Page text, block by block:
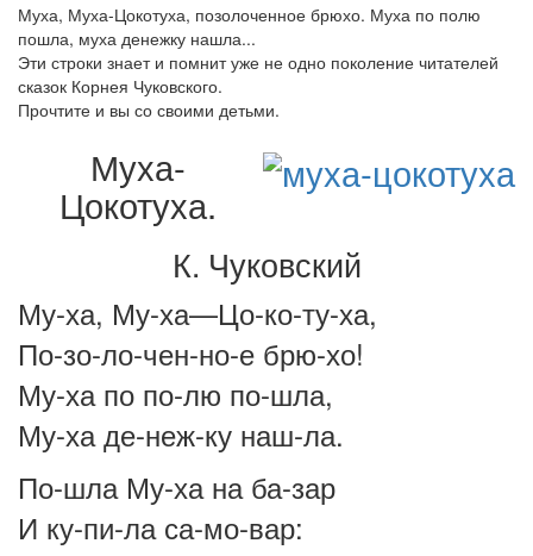
Муха, Муха-Цокотуха, позолоченное брюхо. Муха по полю
пошла, муха денежку нашла...
Эти строки знает и помнит уже не одно поколение читателей
сказок Корнея Чуковского.
Прочтите и вы со своими детьми.
Муха-
Цокотуха.
К. Чуковский
Му-ха, Му-ха—Цо-ко-ту-ха,
По-зо-ло-чен-но-е брю-хо!
Му-ха по по-лю по-шла,
Му-ха де-неж-ку наш-ла.
По-шла Му-ха на ба-зар
И ку-пи-ла са-мо-вар: